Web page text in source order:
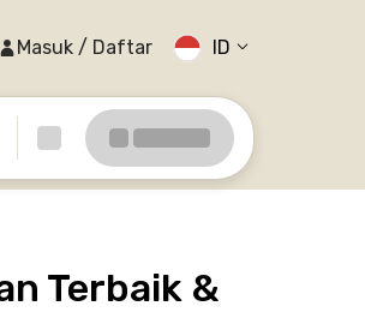
Masuk / Daftar ID
Terbaik &